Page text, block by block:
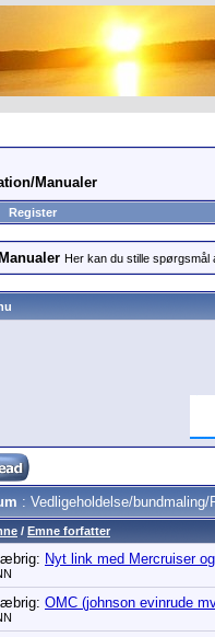
Manualer
Register
Her kan du stille spørgsmål
: Vedligeholdelse/bundmaling/
/ Emne forfatter
Nyt link med Mercruiser
OMC (johnson evinrude